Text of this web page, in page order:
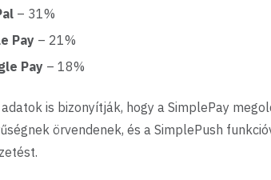
– 31%
Pay – 21%
Pay – 18%
is bizonyítják, hogy a SimplePay
örvendenek, és a SimplePush